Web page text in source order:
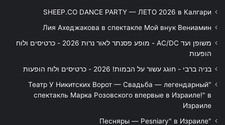
SHEEP.CO DANCE PARTY — ЛЕТО 2026 в Калгари
Лия Ахеджакова в спектакле Мой внук Вениамин
משופן ועד AC/DC - מופע פסנתר לאור נרות 2026 - כרטיסים ולוח
הופעות
בניה ברבי - חוגג עשור על הבמות! 2026 - כרטיסים ולוח הופעות
"Театр У Никитских Ворот — Свадьба — легендарный
спектакль Марка Розовского впервые в Израиле!" в
Израиле
"Песняры — Pesniary" в Израиле